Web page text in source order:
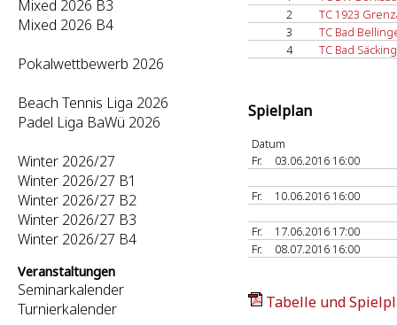
Mixed 2026 B3
Mixed 2026 B4
Pokalwettbewerb 2026
Beach Tennis Liga 2026
Padel Liga BaWü 2026
Winter 2026/27
Winter 2026/27 B1
Winter 2026/27 B2
Winter 2026/27 B3
Winter 2026/27 B4
Veranstaltungen
Seminarkalender
Turnierkalender
2
TC 1923
3
TC Bad
4
TC Bad
Spielplan
Datum
Fr.
03.06.2016 16:00
Fr. 10.06.2016 16:00
Fr.
17.06.2016 17:00
Fr.
08.07.2016 16:00
Tabelle und